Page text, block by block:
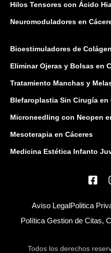
Hilos Tensores con Ácido
Neuromoduladores en
Bioestimuladores de
Eliminar Ojeras y Bolsas en
Tratamiento Manchas y
Blefaroplastia Sin Cirugía en
Microneedling con Neopen
Mesoterapia en Cáceres
Medicina Estética Infanto
Aviso LegalPolitica
Política Gestion de Citas,
Todos los derechos